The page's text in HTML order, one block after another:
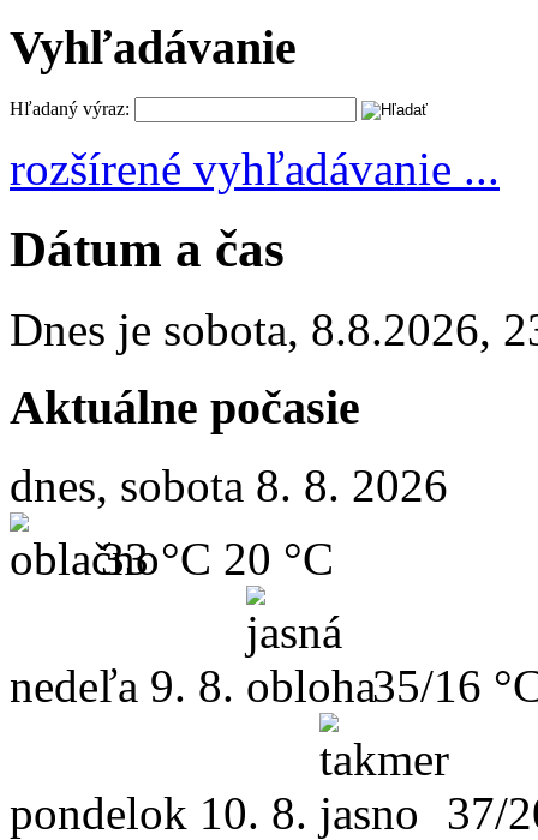
Vyhľadávanie
Hľadaný výraz:
rozšírené vyhľadávanie ...
Dátum a čas
Dnes je sobota, 8.8.2026,
Aktuálne počasie
dnes, sobota 8. 8. 2026
33 °C 20 °C
nedeľa 9. 8. 35/16
pondelok 10. 8. 37/